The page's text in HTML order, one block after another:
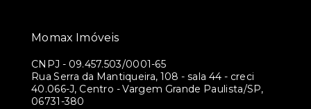
Momax Imóveis
CNPJ - 09.457.503/0001-65
Rua Serra da Mantiqueira, 108 - sala 44 - creci
40.066-J, Centro - Vargem Grande Paulista/SP,
06731-380